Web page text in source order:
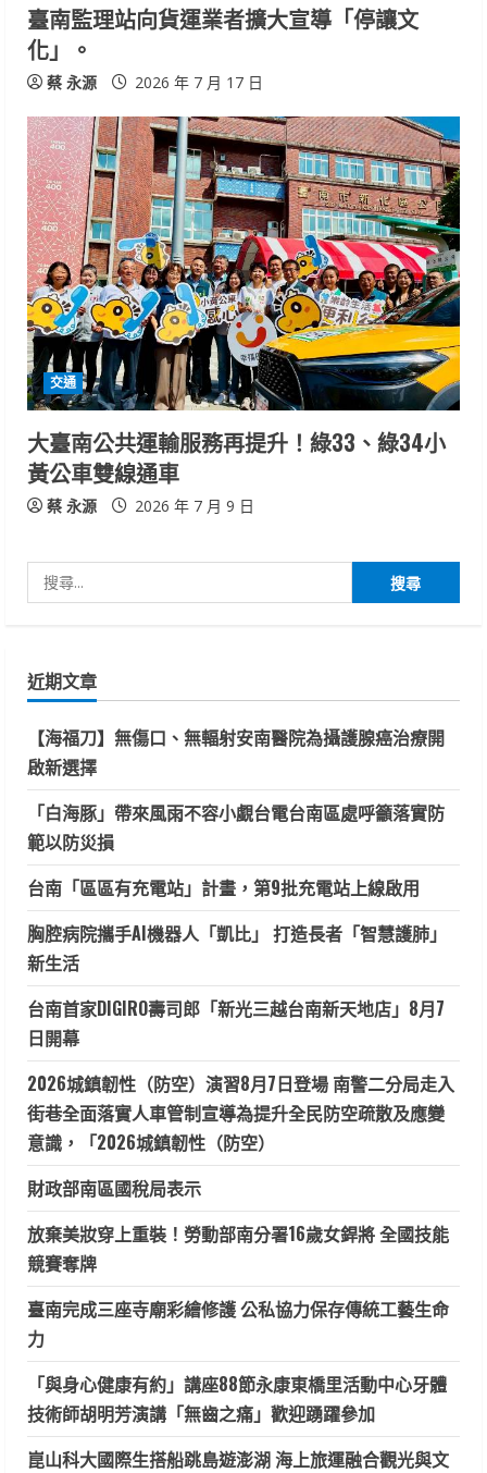
臺南監理站向貨運業者擴大宣導「停讓文
化」。
蔡 永源 2026 年 7 月 17 日
交通
大臺南公共運輸服務再提升！綠33、綠34小
黃公車雙線通車
蔡 永源 2026 年 7 月 9 日
尋
字:
近期文章
【海福刀】無傷口、無輻射安南醫院為攝護腺癌治療開
啟新選擇
「白海豚」帶來風雨不容小覷台電台南區處呼籲落實防
範以防災損
台南「區區有充電站」計畫，第9批充電站上線啟用
胸腔病院攜手AI機器人「凱比」 打造長者「智慧護肺」
新生活
台南首家DIGIRO壽司郎「新光三越台南新天地店」8月7
日開幕
2026城鎮韌性（防空）演習8月7日登場 南警二分局走入
街巷全面落實人車管制宣導為提升全民防空疏散及應變
意識，「2026城鎮韌性（防空）
財政部南區國稅局表示
放棄美妝穿上重裝！勞動部南分署16歲女銲將 全國技能
競賽奪牌
臺南完成三座寺廟彩繪修護 公私協力保存傳統工藝生命
力
「與身心健康有約」講座88節永康東橋里活動中心牙體
技術師胡明芳演講「無齒之痛」歡迎踴躍參加
崑山科大國際生搭船跳島遊澎湖 海上旅運融合觀光與文